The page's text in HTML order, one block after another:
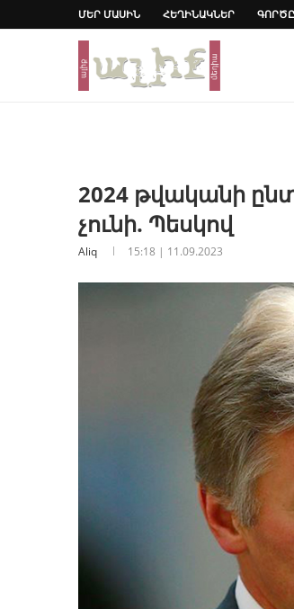
ՄԵՐ ՄԱՍԻՆ ՀԵՂԻՆԱԿՆԵՐ
2024 թվականի
չունի. Պեսկով
Aliq 15:18 | 11.09.2023